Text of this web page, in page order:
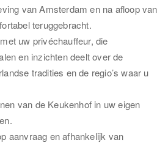
van Amsterdam en na afloop van
teruggebracht.
uw privéchauffeur, die
en inzichten deelt over de
tradities en de regio’s waar u
van de Keukenhof in uw eigen
aanvraag en afhankelijk van